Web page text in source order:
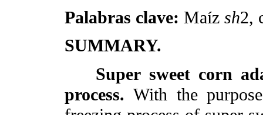
Palabras clave: Maíz sh2,
SUMMARY.
Super sweet corn
process.With the